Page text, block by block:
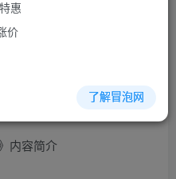
买
议登陆后购买，可保存购买订单
内容简介
惠
价
了解冒泡网